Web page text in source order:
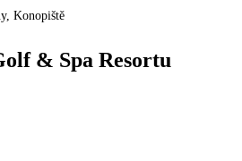
Konopiště
& Spa Resortu